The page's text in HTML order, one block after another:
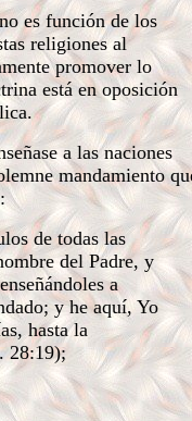
es función de los
religiones al
promover lo
está en oposición
a las naciones
mandamiento
de todas las
del Padre, y
a
y he aquí, Yo
hasta la
28:19);